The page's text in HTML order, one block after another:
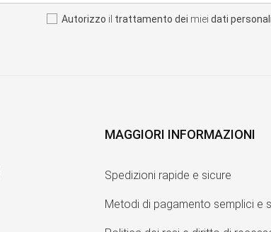
Autorizzo il trattamento dei miei dati personali
MAGGIORI INFORMAZIONI
Spedizioni rapide e sicure
Metodi di pagamento semplici e